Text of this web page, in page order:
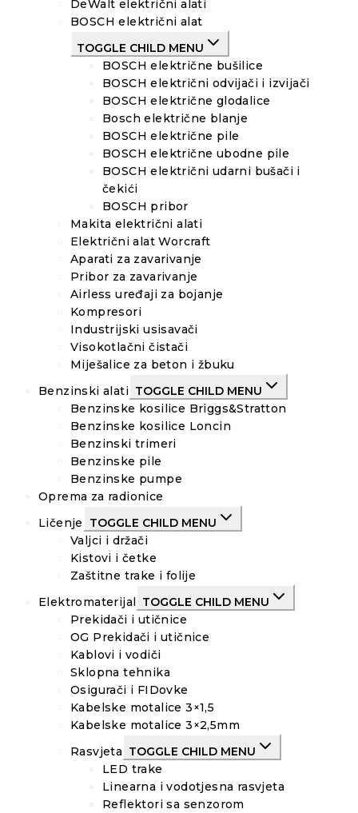
DeWalt električni alati
BOSCH električni alat
TOGGLE CHILD MENU
BOSCH električne bušilice
BOSCH električni odvijači i izvijači
BOSCH električne glodalice
Bosch električne blanje
BOSCH električne pile
BOSCH električne ubodne pile
BOSCH električni udarni bušači i
čekići
BOSCH pribor
Makita električni alati
Električni alat Worcraft
Aparati za zavarivanje
Pribor za zavarivanje
Airless uređaji za bojanje
Kompresori
Industrijski usisavači
Visokotlačni čistači
Miješalice za beton i žbuku
Benzinski alati TOGGLE CHILD MENU
Benzinske kosilice Briggs&Stratton
Benzinske kosilice Loncin
Benzinski trimeri
Benzinske pile
Benzinske pumpe
Oprema za radionice
Ličenje
TOGGLE CHILD MENU
Valjci i držači
Kistovi i četke
Zaštitne trake i folije
Elektromaterijal
TOGGLE CHILD MENU
Prekidači i utičnice
OG Prekidači i utičnice
Kablovi i vodiči
Sklopna tehnika
Osigurači i FIDovke
Kabelske motalice 3×1,5
Kabelske motalice 3×2,5mm
Rasvjeta TOGGLE CHILD MENU
LED trake
Linearna i vodotjesna rasvjeta
Reflektori sa senzorom